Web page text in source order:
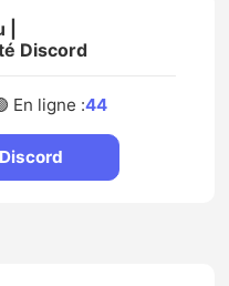
Discord
En ligne :44